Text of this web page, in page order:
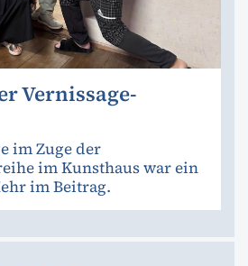
Vernissage-
im Zuge der
im Kunsthaus war ein
im Beitrag.